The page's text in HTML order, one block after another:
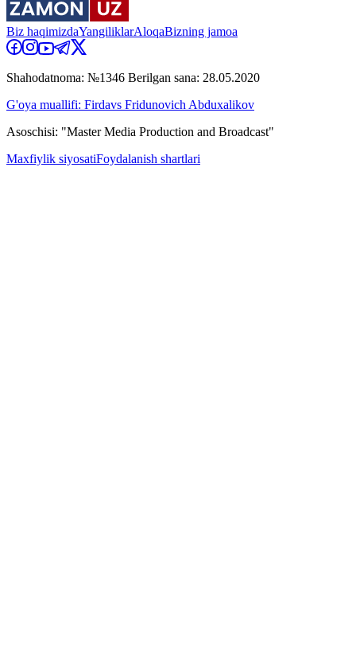
Biz haqimizdaYangiliklarAloqaBizning jamoa
Shahodatnoma: №1346 Berilgan sana: 28.05.2020
G'oya muallifi: Firdavs Fridunovich Abduxalikov
Asoschisi: "Master Media Production and Broadcast"
Maxfiylik siyosatiFoydalanish shartlari